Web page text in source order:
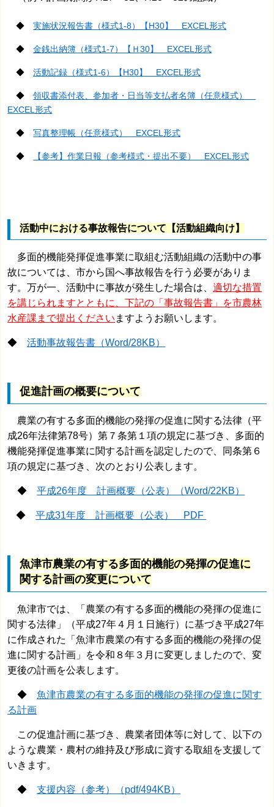
◆実施状況報告書（様式1-8）【H30】 EXCEL形式
◆金銭出納簿（様式1-7）【Ｈ30】 EXCEL形式
◆活動記録（様式1-6）【H30】 EXCEL形式
◆領収書添付表、参加者・日当等支払者名簿（任意様式）
EXCEL形式
◆写真整理帳（任意様式） EXCEL形式
◆ 【参考】作業日報（参考様式・提出不要） EXCEL形式
活動中における事故報告について【活動組織向け】
多面的機能発揮促進事業に取組む活動組織の活動中の事
故については、市から国へ事故報告を行う必要がありま
す。万が一、活動中に事故が発生した場合は、適切な措置
を講じられますとともに、下記の「事故報告書」を市農林
水産課まで提出ください ますようお願いします。
◆活動事故報告書（Word/28KB）
促進計画の概要について
農業の有する多面的機能の発揮の促進に関する法律（平
成26年法律第78号）第７条第１項の規定に基づき、多面的
機能発揮促進事業に関する計画を認定したので、同条第６
項の規定に基づき、次のとおり公表します。
◆平成26年度 計画概要（公表）（Word/22KB）
◆平成31年度 計画概要（公表） PDF
魚津市農業の有する多面的機能の発揮の促進に
関する計画の変更について
魚津市では、「農業の有する多面的機能の発揮の促進に
関する法律」（平成27年４月１日施行）に基づき平成27年
に作成された「魚津市農業の有する多面的機能の発揮の促
進に関する計画」を令和 ８年３月に変更しましたので、変
更後の計画を公表します。
◆魚津市農業の有する多面的機能の発揮の促進に関す
る計画
この促進計画に基づき、農業者団体等に対して、以下の
ような農業・農村の維持及び形成に資する取組を支援して
いきます。
◆支援内容（参考）（pdf/494KB）